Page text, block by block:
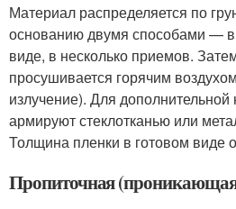
Материал распределяется по
основанию двумя способами —
виде, в несколько приемов.
просушивается горячим
излучение). Для
армируют стеклотканью или
Толщина пленки в готовом виде
Пропиточная